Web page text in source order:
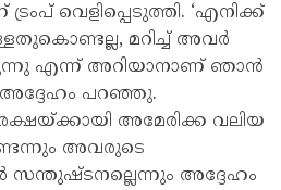
വെളിപ്പെടുത്തി. ‘എനിക്ക്
മറിച്ച് അവർ
എന്ന് അറിയാനാണ് ഞാൻ
പറഞ്ഞു.
അമേരിക്ക വലിയ
അവരുടെ
സന്തുഷ്ടനല്ലെന്നും അദ്ദേഹം